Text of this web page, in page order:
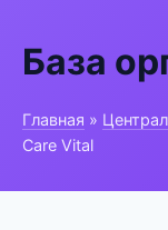
База
Главная »
Care Vital